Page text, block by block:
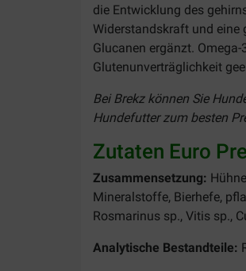
die Entwicklung des
Widerstandskraft und eine
Glucanen ergänzt.
Glutenunverträglichkeit
Bei Brekz können Sie
Hundefutter zum besten
Zutaten Euro
Zusammensetzung:
Mineralstoffe, Bierhefe,
Rosmarinus sp., Vitis sp.,
Analytische Bestandteile: